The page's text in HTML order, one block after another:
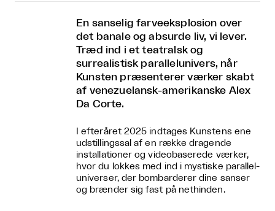
En sanselig farveeksplosion over
det banale og absurde liv, vi lever.
Træd ind i et teatralsk og
surrealistisk parallelunivers, når
Kunsten præsenterer værker skabt
af venezuelansk-amerikanske Alex
Da Corte.
I efteråret 2025 indtages Kunstens ene
udstillingssal af en række dragende
installationer og videobaserede værker,
hvor du lokkes med ind i mystiske parallel-
universer, der bombarderer dine sanser
og brænder sig fast på nethinden.